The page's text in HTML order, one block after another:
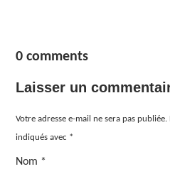
0 comments
Laisser un
Votre adresse e-mail ne sera pas publiée.
indiqués avec *
Nom *